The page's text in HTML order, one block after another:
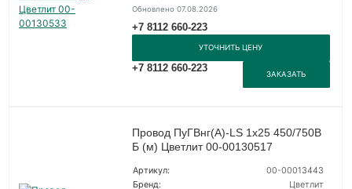
Обновлено 07.08.2026
+7 8112 660-223
УТОЧНИТЬ ЦЕНУ
+7 8112 660-223
ЗАКАЗАТЬ
Провод ПуГВнг(А)-LS 1х25 450/750В
Б (м) Цветлит 00-00130517
Артикул:
00-00013443
Бренд:
Цветлит